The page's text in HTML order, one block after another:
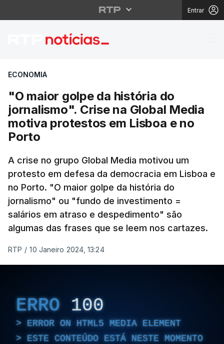
Entrar
"O maior golpe da
ECONOMIA
"O maior golpe da história do
jornalismo". Crise na Global Media
motiva protestos em Lisboa e no
Porto
A crise no grupo Global Media motivou um
protesto em defesa da democracia em Lisboa e
no Porto. "O maior golpe da história do
jornalismo" ou "fundo de investimento =
salários em atraso e despedimento" são
algumas das frases que se leem nos cartazes.
RTP / 10 Janeiro 2024, 13:24
ERRO 100
ERROR ON HTML5 MEDIA ELEMENT
ESTE CONTEÚDO ESTÁ NESTE MOMENTO